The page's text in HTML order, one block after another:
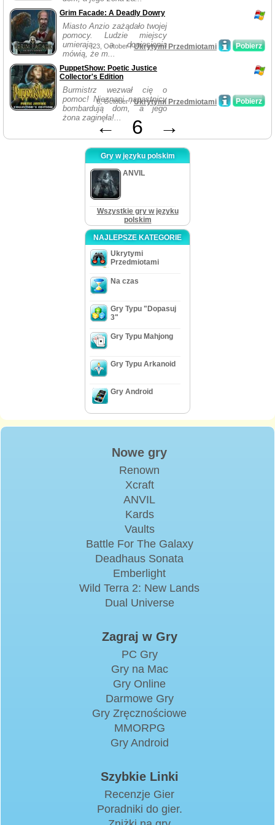
Grim Facade: A Deadly Dowry
Miasto Anzio zażądało twojej
pomocy. Ludzie miejscy
umierają, a doniesienia
mówią, że m...
Pobierz
23, October /Ukrytymi Przedmiotami
PuppetShow: Poetic Justice
Collector's Edition
Burmistrz wezwał cię o
pomoc! Nieznani napastnicy
bombardują dom, a jego
żona zaginęła!...
Pobierz
6, October /Ukrytymi Przedmiotami
← 6 →
Gry w języku polskim
ANVIL
Wszystkie gry w języku
polskim
NAJLEPSZE KATEGORIE
Ukrytymi
Przedmiotami
Na czas
Gry Typu "Dopasuj
3"
Gry Typu Mahjong
Gry Typu Arkanoid
Gry Android
Nowe gry
Renown
Xcraft
ANVIL
Kards
Vaults
Battle For The Galaxy
Deadhaus Sonata
Emberlight
Wild Terra 2: New Lands
Dual Universe
Zagraj w Gry
PC Gry
Gry na Mac
Gry Online
Darmowe Gry
Gry Zręcznościowe
MMORPG
Gry Android
Szybkie Linki
Recenzje Gier
Poradniki do gier.